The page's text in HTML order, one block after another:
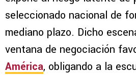
seleccionado nacional de
mediano plazo. Dicho
ventana de negociación
América, obligando a la